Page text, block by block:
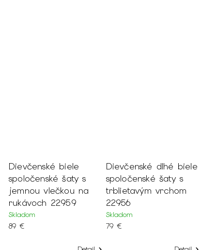
Dievčenské biele
spoločenské šaty s
jemnou vlečkou na
rukávoch 22959
Skladom
89 €
Dievčenské dlhé biele
spoločenské šaty s
trblietavým vrchom
22956
Skladom
79 €